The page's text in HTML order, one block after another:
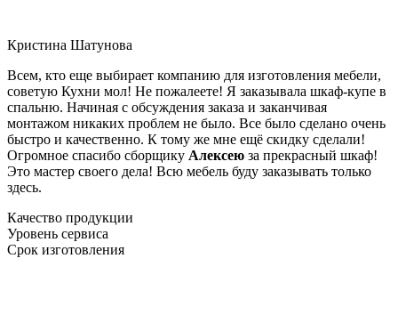
Кристина Шатунова
Всем, кто еще выбирает компанию для изготовления мебели,
советую Кухни мол! Не пожалеете! Я заказывала шкаф-купе в
спальню. Начиная с обсуждения заказа и заканчивая
монтажом никаких проблем не было. Все было сделано очень
быстро и качественно. К тому же мне ещё скидку сделали!
Огромное спасибо сборщику Алексею за прекрасный шкаф!
Это мастер своего дела! Всю мебель буду заказывать только
здесь.
Качество продукции
Уровень сервиса
Срок изготовления